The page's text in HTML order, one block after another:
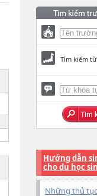
Tìm kiếm
Hướng dẫn
cho du học
Những thủ